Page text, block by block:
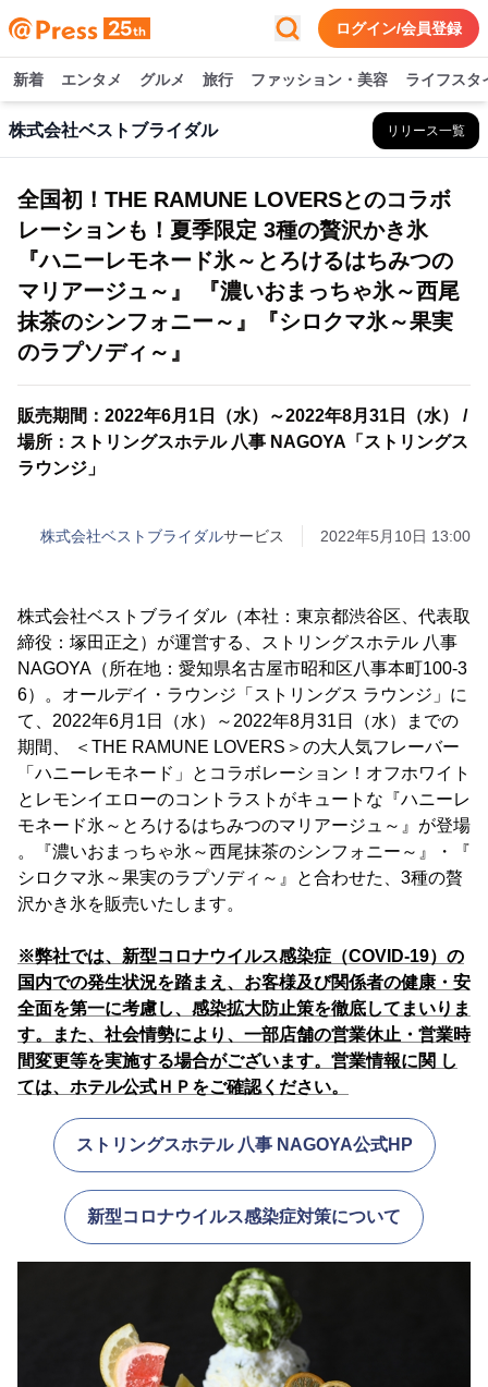
ログイン/会員登録
新着 エンタメ グルメ 旅行 ファッション・美容 ライフスタ
株式会社ベストブライダル リリース一覧
全国初！THE RAMUNE LOVERSとのコラボ
レーションも！夏季限定 3種の贅沢かき氷
『ハニーレモネード氷～とろけるはちみつの
マリアージュ～』 『濃いおまっちゃ氷～西尾
抹茶のシンフォニー～』『シロクマ氷～果実
のラプソディ～』
販売期間：2022年6月1日（水）～2022年8月31日（水） /
場所：ストリングスホテル 八事 NAGOYA「ストリングス
ラウンジ」
株式会社ベストブライダルサービス 2022年5月10日 13:00
株式会社ベストブライダル（本社：東京都渋谷区、代表取
締役：塚田正之）が運営する、ストリングスホテル 八事
NAGOYA（所在地：愛知県名古屋市昭和区八事本町100-3
6）。オールデイ・ラウンジ「ストリングス ラウンジ」に
て、2022年6月1日（水）～2022年8月31日（水）までの
期間、 ＜THE RAMUNE LOVERS＞の大人気フレーバー
「ハニーレモネード」とコラボレーション！オフホワイト
とレモンイエローのコントラストがキュートな『ハニーレ
モネード氷～とろけるはちみつのマリアージュ～』が登場
。『濃いおまっちゃ氷～西尾抹茶のシンフォニー～』・『
シロクマ氷～果実のラプソディ～』と合わせた、3種の贅
沢かき氷を販売いたします。
※弊社では、新型コロナウイルス感染症（COVID-19）の
国内での発生状況を踏まえ、お客様及び関係者の健康・安
全面を第一に考慮し、感染拡大防止策を徹底してまいりま
す。また、社会情勢により、一部店舗の営業休止・営業時
間変更等を実施する場合がございます。営業情報に関 し
ては、ホテル公式ＨＰをご確認ください。
ストリングスホテル 八事 NAGOYA公式HP
新型コロナウイルス感染症対策について